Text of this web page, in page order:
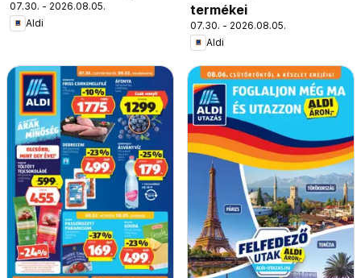
07.30. - 2026.08.05.
Aldi
termékei
07.30. - 2026.08.05.
Aldi